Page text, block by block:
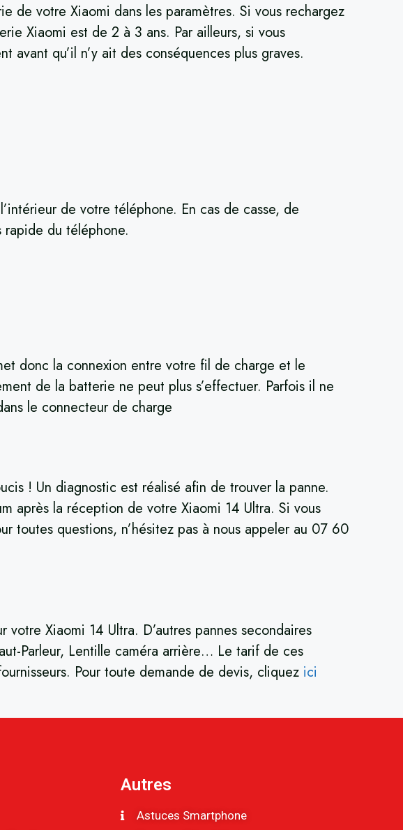
de votre Xiaomi dans les paramètres. Si vous rechargez
Xiaomi est de 2 à 3 ans. Par ailleurs, si vous
avant qu’il n’y ait des conséquences plus graves.
de votre téléphone. En cas de casse, de
rapide du téléphone.
donc la connexion entre votre fil de charge et le
de la batterie ne peut plus s’effectuer. Parfois il ne
le connecteur de charge
! Un diagnostic est réalisé afin de trouver la panne.
après la réception de votre Xiaomi 14 Ultra. Si vous
toutes questions, n’hésitez pas à nous appeler au 07 60
Xiaomi 14 Ultra. D’autres pannes secondaires
Parleur, Lentille caméra arrière… Le tarif de ces
Pour toute demande de devis, cliquez ici
Autres
Astuces Smartphone